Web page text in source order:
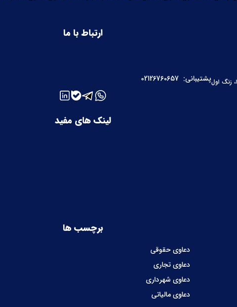
لینک های مفید
برچسب ها
دعاوی حقوقی
دعاوی تجاری
دعاوی شهرداری
دعاوی مالیاتی
ارتباط با ما
پشتیبانی: 02126760657